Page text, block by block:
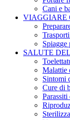
Cani e
VIAGGIARE
Spiagge
SALUTE
Malattie
Sintomi
Cure di
Parassiti